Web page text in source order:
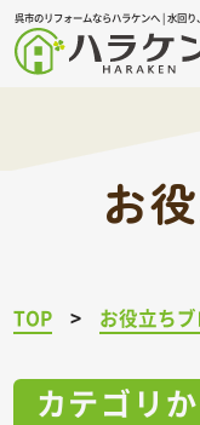
呉市のリフォームならハラケンへ | 水回
お
TOP お役立ち
カテゴリ